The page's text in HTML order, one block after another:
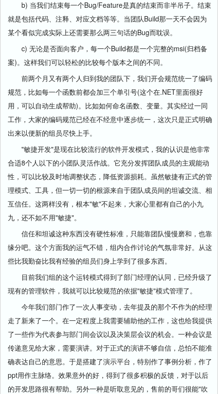
b) 当我们结束每一个Bug/Feature是真的结束而非半吊子。结束
就是包括代码、注释、对应文档等等。当团队Build那一天不会因为
某个看似完成实际上还需要那么两三句话的Bug而耽误。
c) 无论是否面向客户，每一个Build都是一个完整的msi(归档备
案)。这样我们可以轻松的比较每个版本之间的不同。
前两个月又有两个人归到我的团队下，我们开会规范统一了编码
规范，比如每一个函数前都会加三个单引号(这个在.NET里面很好
用，可以自动生成帮助)。比如如何命名函数、变量。其实经过一同
工作，大家的编码规范已经在不经意中逐步统一，这次只是正式明确
出来以便新的组员尽快上手。
"敏捷开发"是现在比较流行的软件开发模式，我的认识是他非常
合适8个人以下的小团队灵活作战。它充分发挥团队成员的主观能动
性，可以比较及时地调整状态，降低资源损耗。虽然敏捷有正式的管
理模式、工具，但一切一切的根源来自于团队成员间的坦诚交流、相
互信任。这两样没有，根本"敏"不起来，大家心里都有自己的小九
九，还不如不用"敏捷"。
信任和坦诚这种东西没有硬性标准，只能靠团队慢慢磨和，也靠
缘分吧。这个方面我的运气不错，组内合作讨论的气氛非常好。从这
些比我勤奋比我有经验的组员们身上学到了很多东西。
目前我们组的这个运转模式得到了部门经理的认同，已经升级了
现有的管理软件，我就可以比较规范的依据"敏捷"模式管理了。
今年我们部门作了一次人事变动，去年提及的那个不作为的经理
走了新来了一个。在一定程度上我需要辅助他的工作，这也给我提供
了一些作为代表参与部门间会议以及决策层会议的机会。一种会议是
传递意见给大家，需要演讲。对于正式的演讲不够自信，总怕不能准
确表达自己的意思。于是搭建了演示平台，特别作了事例分析，作了
ppt用作主脉络。效果意外的好，得到了很多积极的反馈，对于以后
的开发思路很有帮助。另外一种是听取意见的，售前的哥们很能"吹